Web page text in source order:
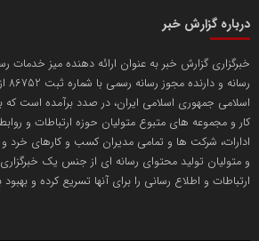
پایگاه اطلاع رسانی دریا و نفت
تریبون
انتشار گسترده محتوا در رسانه گزارش خبر
محمدعلی کرمعلی
درباره گزارش خبر
خبرگزاری گزارش خبر به عنوان ارائه دهنده میز خدمات
اسلامی جمهوری اسلامی ایران، در صدد برآمده است
کار و مجموعه های متبوع متولیان حوزه ارتباطات و
ادارات، شرکت ها و تمامی مدیران کسب و کارهای خرد
و متولیان تولید محتوای رسانه ای از جنس یک
ارتباطات و اطلاع رسانی را برای آنها تسریع کرده و